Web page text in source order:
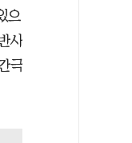
으
사
극